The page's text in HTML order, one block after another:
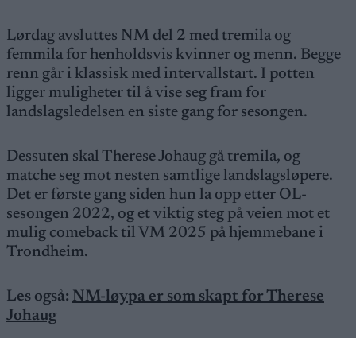
Lørdag avsluttes NM del 2 med tremila og
femmila for henholdsvis kvinner og menn. Begge
renn går i klassisk med intervallstart. I potten
ligger muligheter til å vise seg fram for
landslagsledelsen en siste gang for sesongen.
Dessuten skal Therese Johaug gå tremila, og
matche seg mot nesten samtlige landslagsløpere.
Det er første gang siden hun la opp etter OL-
sesongen 2022, og et viktig steg på veien mot et
mulig comeback til VM 2025 på hjemmebane i
Trondheim.
Les også: NM-løypa er som skapt for Therese
Johaug